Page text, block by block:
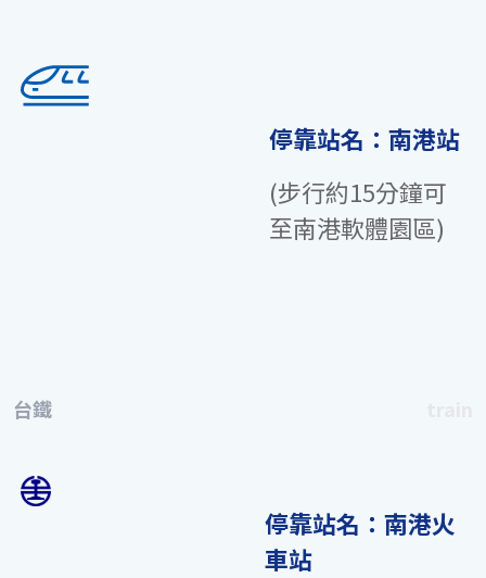
停靠站名：南港站
(步行約15分鐘可
至南港軟體園區)
台鐵
停靠站名：南港火
車站